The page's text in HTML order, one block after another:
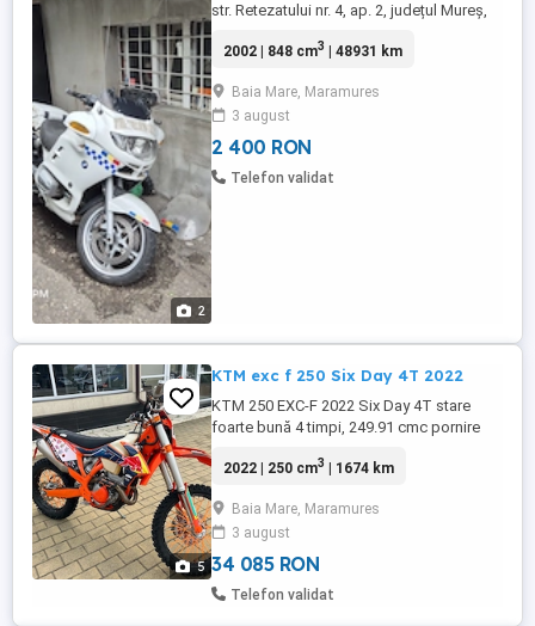
2
str. Retezatului nr. 4, ap. 2, județul Mureş,
SRL, în faliment, vinde prin LICITAŢIE
(nu e înmatriculată), serie sasiu
WB10417A82ZE56691, serie motor
25026374, an fabricație 2002 - preț ...
2002 | 848 cm3 | 48931 km
Baia Mare, Maramures
3 august
2 400 RON
Telefon validat
5
KTM exc f 250 Six Day 4T 2022
KTM 250 EXC-F 2022 Six Day 4T stare
foarte bună 4 timpi, 249.91 cmc pornire
impecabil, pornește ușor la rece cald, fără
timp Cu factură adus din Germania
Semnalizării si oglinzi pt înmatriculare
Plastice de rezervă Motocicleta ...
2022 | 250 cm3 | 1674 km
Baia Mare, Maramures
3 august
34 085 RON
Telefon validat